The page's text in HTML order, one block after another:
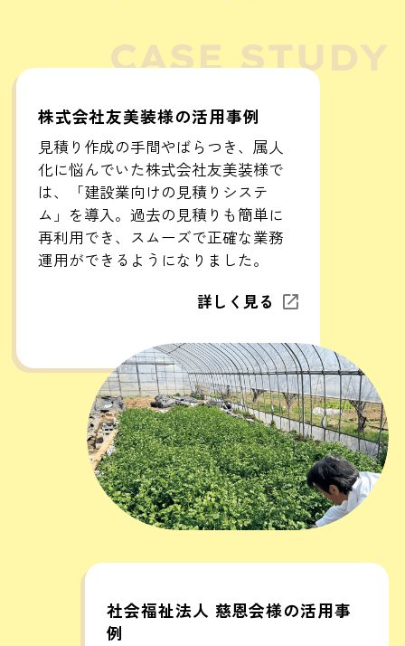
株式会社友美装様の活用事例
見積り作成の手間やばらつき、属人
化に悩んでいた株式会社友美装様で
は、「建設業向けの見積りシステ
ム」を導入。過去の見積りも簡単に
再利用でき、スムーズで正確な業務
運用ができるようになりました。
詳しく見る
社会福祉法人 慈恩会様の活用事
例